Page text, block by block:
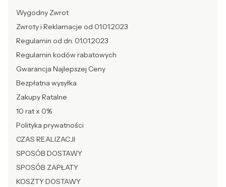
Wygodny Zwrot
Zwroty i Reklamacje od 01.01.2023
Regulamin od dn. 01.01.2023
Regulamin kodów rabatowych
Gwarancja Najlepszej Ceny
Bezpłatna wysyłka
Zakupy Ratalne
10 rat x 0%
Polityka prywatności
CZAS REALIZACJI
SPOSÓB DOSTAWY
SPOSÓB ZAPŁATY
KOSZTY DOSTAWY